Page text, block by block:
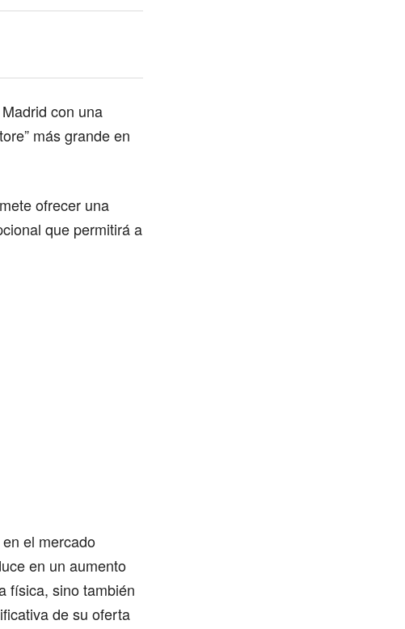
con una
más grande en
ofrecer una
que permitirá a
el mercado
en un aumento
física, sino también
de su oferta